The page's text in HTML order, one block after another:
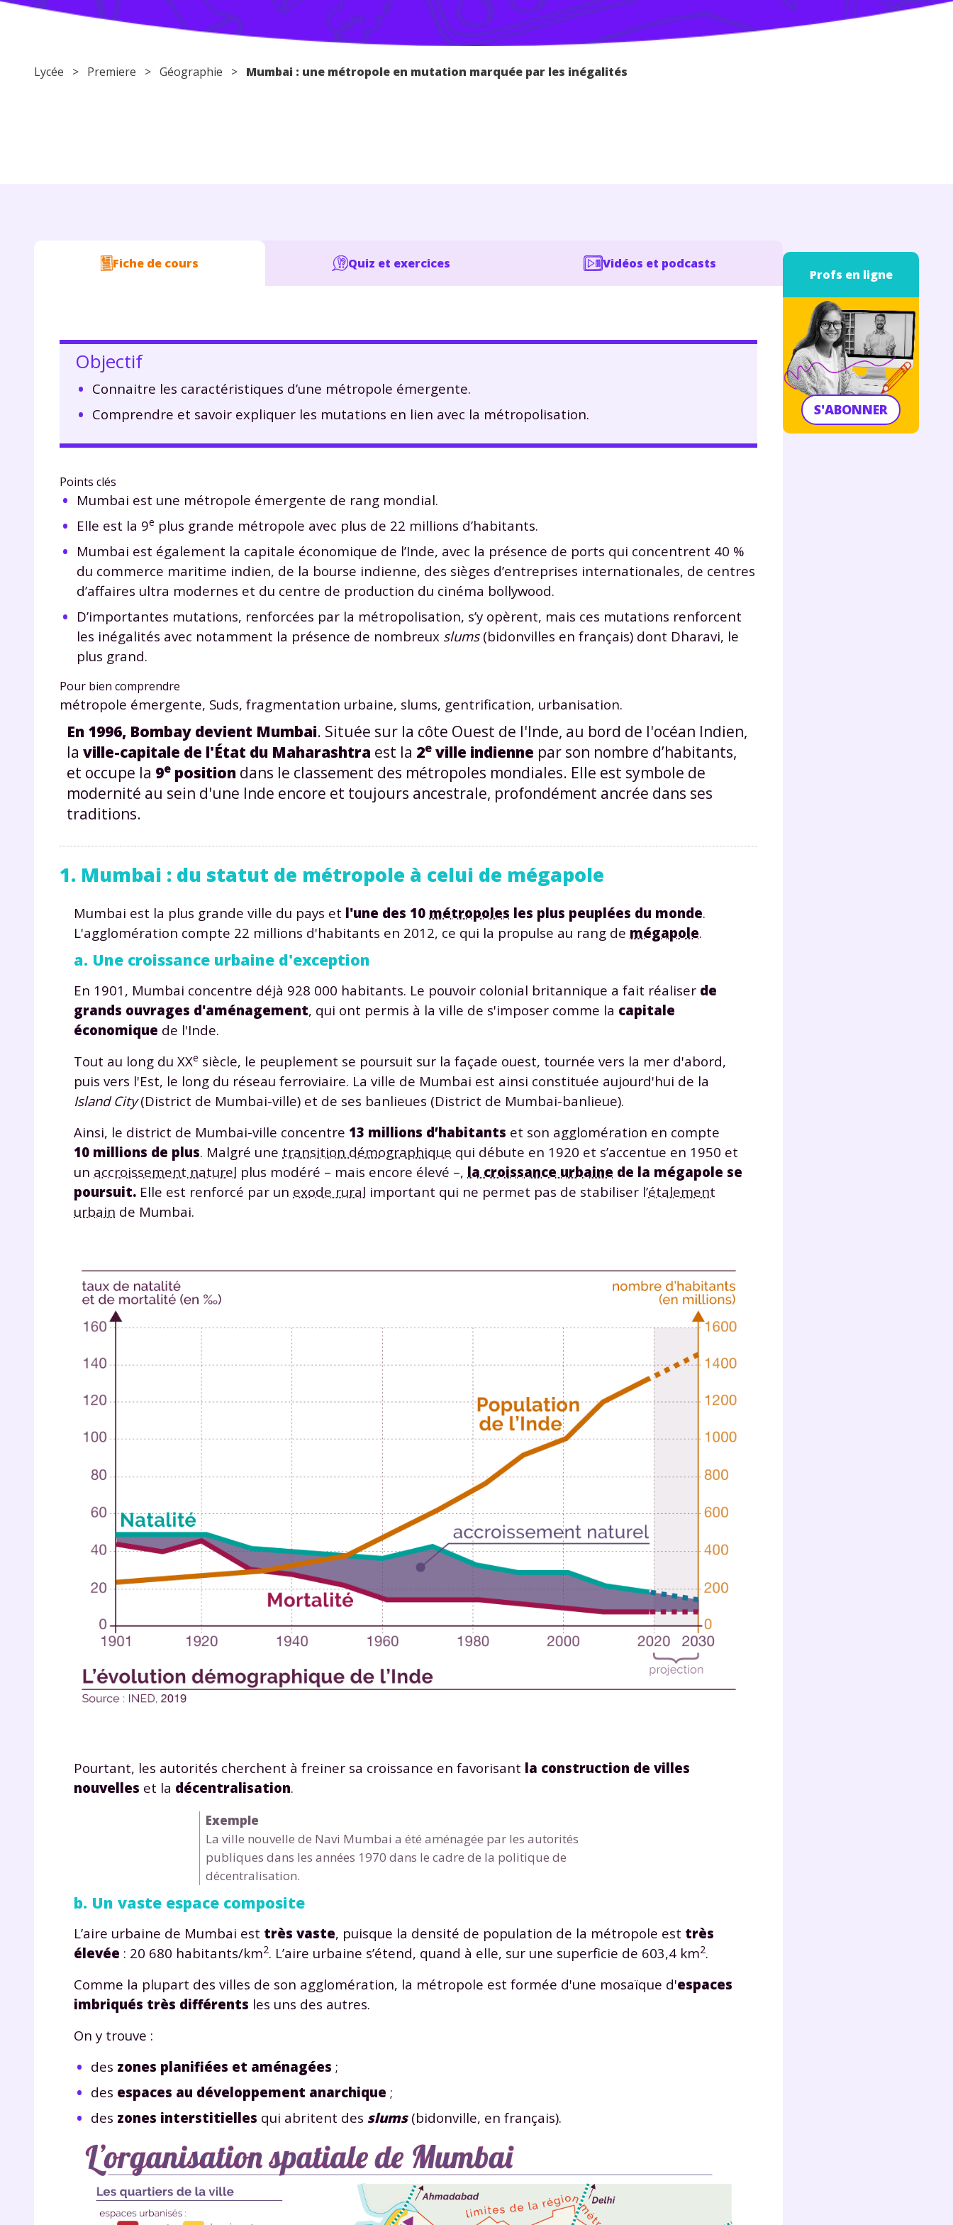
Lycée > Premiere > Géographie > Mumbai : une métropole en mutation marquée par les inégalités
Fiche de cours Quiz et exercices Vidéos et podcasts
Objectif
Connaitre les caractéristiques d’une métropole émergente.
Comprendre et savoir expliquer les mutations en lien avec la métropolisation.
Points clés
Mumbai est une métropole émergente de rang mondial.
Elle est la 9e plus grande métropole avec plus de 22 millions d’habitants.
Mumbai est également la capitale économique de l’Inde, avec la présence de ports qui concentrent 40 %
du commerce maritime indien, de la bourse indienne, des sièges d’entreprises internationales, de centres
d’affaires ultra modernes et du centre de production du cinéma bollywood.
D’importantes mutations, renforcées par la métropolisation, s’y opèrent, mais ces mutations renforcent
les inégalités avec notamment la présence de nombreux slums(bidonvilles en français) dont Dharavi, le
plus grand.
Pour bien comprendre
métropole émergente, Suds, fragmentation urbaine, slums, gentrification, urbanisation.
En 1996, Bombay devient Mumbai. Située sur la côte Ouest de l'Inde, au bord de l'océan Indien,
la ville-capitale de l'État du Maharashtra est la 2e ville indienne par son nombre d’habitants,
et occupe la 9e position dans le classement des métropoles mondiales. Elle est symbole de
modernité au sein d'une Inde encore et toujours ancestrale, profondément ancrée dans ses
traditions.
1. Mumbai : du statut de métropole à celui de mégapole
Mumbai est la plus grande ville du pays et l'une des 10 métropoles les plus peuplées du monde.
L'agglomération compte 22 millions d'habitants en 2012, ce qui la propulse au rang de mégapole.
a. Une croissance urbaine d'exception
En 1901, Mumbai concentre déjà 928 000 habitants. Le pouvoir colonial britannique a fait réaliser de
grands ouvrages d'aménagement, qui ont permis à la ville de s'imposer comme la capitale
économique de l'Inde.
Tout au long du XXe siècle, le peuplement se poursuit sur la façade ouest, tournée vers la mer d'abord,
puis vers l'Est, le long du réseau ferroviaire. La ville de Mumbai est ainsi constituée aujourd'hui de la
Island City(District de Mumbai-ville) et de ses banlieues (District de Mumbai-banlieue).
Ainsi, le district de Mumbai-ville concentre 13 millions d’habitants et son agglomération en compte
10 millions de plus. Malgré une transition démographique qui débute en 1920 et s’accentue en 1950 et
un accroissement naturel plus modéré – mais encore élevé –, la croissance urbaine de la mégapole se
poursuit. Elle est renforcé par un exode rural important qui ne permet pas de stabiliser l’étalement
urbain de Mumbai.
Pourtant, les autorités cherchent à freiner sa croissance en favorisant la construction de villes
nouvelles et la décentralisation.
Exemple
La ville nouvelle de Navi Mumbai a été aménagée par les autorités
publiques dans les années 1970 dans le cadre de la politique de
décentralisation.
b. Un vaste espace composite
L’aire urbaine de Mumbai est très vaste, puisque la densité de population de la métropole est très
élevée : 20 680 habitants/km2. L’aire urbaine s’étend, quand à elle, sur une superficie de 603,4 km2.
Comme la plupart des villes de son agglomération, la métropole est formée d'une mosaïque d'espaces
imbriqués très différents les uns des autres.
On y trouve :
des zones planifiées et aménagées ;
des espaces au développement anarchique ;
des zones interstitielles qui abritent des slums(bidonville, en français).
Profs en ligne
S'ABONNER
Fermer
Envie de progresser et de
réussir votre année scolaire ?
Testez gratuitement pendant 24h
progrès
disponibles à la demande
TESTER GRATUITEMENT
* Votre code d'accès sera envoyé à cette adresse e-mail. En renseignant votre e-mail, vous
consentez à ce que vos données à caractère personnel soient traitées par SEJER, sous la
marque myMaxicours, afin que SEJER puisse vous donner accès au service de soutien scolaire
pendant 24h. Pour en savoir plus sur la gestion de vos données personnelles et pour exercer
vos droits, vous pouvez consulter
notre charte
J’accepte de recevoir les actualités et des communications de la
part de myMaxicours.
Votre adresse e-mail sera exclusivement utilisée pour vous envoyer notre
newsletter. Vous pourrez vous désinscrire à tout moment, à travers le lien de
désinscription présent dans chaque newsletter. Pour en savoir plus sur la gestion
de vos données personnelles et pour exercer vos droits, vous pouvez consulter
notre charte